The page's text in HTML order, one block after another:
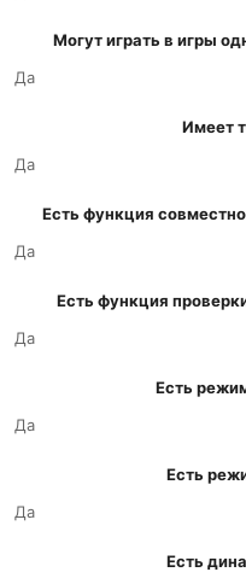
Могут играть в игры
Да
Имеет
Да
Есть функция
Да
Есть функция
Да
Есть
Да
Есть
Да
Есть